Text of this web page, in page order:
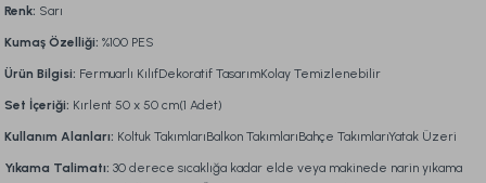
Renk: Sarı
Kumaş Özelliği: %100 PES
Ürün Bilgisi: Fermuarlı KılıfDekoratif TasarımKolay Temizlenebilir
Set İçeriği: Kırlent 50 x 50 cm(1 Adet)
Kullanım Alanları: Koltuk TakımlarıBalkon TakımlarıBahçe TakımlarıYatak Üzeri
Yıkama Talimatı: 30 derece sıcaklığa kadar elde veya makinede narin yıkama